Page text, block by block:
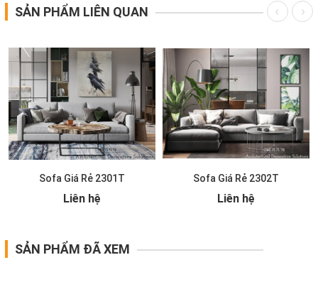
SẢN PHẨM LIÊN QUAN
Sofa Giá Rẻ 2301T
Liên hệ
Sofa Giá Rẻ 2302T
Liên hệ
SẢN PHẨM ĐÃ XEM